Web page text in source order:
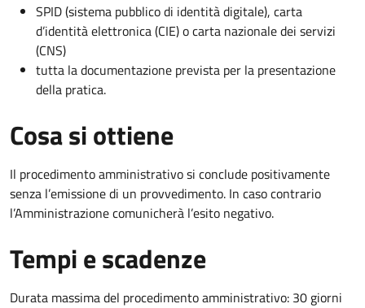
SPID (sistema pubblico di identità digitale), carta
d’identità elettronica (CIE) o carta nazionale dei servizi
(CNS)
tutta la documentazione prevista per la presentazione
della pratica.
Cosa si ottiene
Il procedimento amministrativo si conclude positivamente
senza l’emissione di un provvedimento. In caso contrario
l’Amministrazione comunicherà l’esito negativo.
Tempi e scadenze
Durata massima del procedimento amministrativo: 30 giorni